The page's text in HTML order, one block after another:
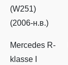
(W251)
(2006-н.в.)
Mercedes R-
klasse I